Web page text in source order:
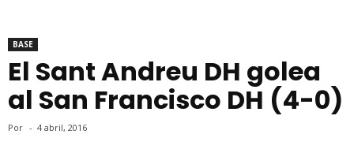
BASE
El Sant Andreu DH golea
al San Francisco DH (4-0)
Por - 4 abril, 2016